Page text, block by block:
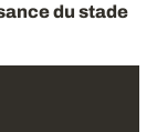
du stade